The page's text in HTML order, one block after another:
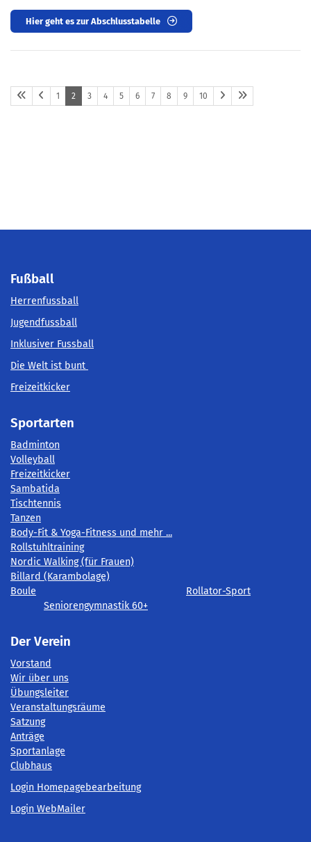
Hier geht es zur Abschlusstabelle
1 2 3 4 5 6 7 8 9 10
Fußball
Herrenfussball
Jugendfussball
Inklusiver Fussball
Die Welt ist bunt
Freizeitkicker
Sportarten
Badminton
Volleyball
Freizeitkicker
Sambatida
Tischtennis
Tanzen
Body-Fit & Yoga-Fitness und mehr ...
Rollstuhltraining
Nordic Walking (für Frauen)
Billard (Karambolage)
Boule
Rollator-Sport
Seniorengymnastik 60+
Der Verein
Vorstand
Wir über uns
Übungsleiter
Veranstaltungsräume
Satzung
Anträge
Sportanlage
Clubhaus
Login Homepagebearbeitung
Login WebMailer